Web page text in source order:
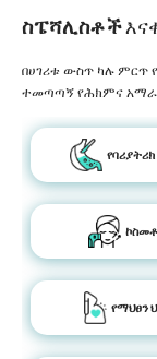
ስፔሻሊስቶች
በሀገሪቱ ውስጥ ካሉ ምርጥ
ተመጣጣኝ የሕክምና
የማህፀን